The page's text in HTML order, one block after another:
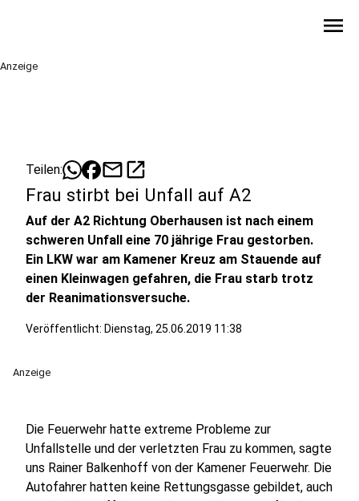
menu
Anzeige
Teilen: mailopen_in_new
Frau stirbt bei Unfall auf A2
Auf der A2 Richtung Oberhausen ist nach einem
schweren Unfall eine 70 jährige Frau gestorben.
Ein LKW war am Kamener Kreuz am Stauende auf
einen Kleinwagen gefahren, die Frau starb trotz
der Reanimationsversuche.
Veröffentlicht: Dienstag, 25.06.2019 11:38
Anzeige
Die Feuerwehr hatte extreme Probleme zur
Unfallstelle und der verletzten Frau zu kommen, sagte
uns Rainer Balkenhoff von der Kamener Feuerwehr. Die
Autofahrer hatten keine Rettungsgasse gebildet, auch